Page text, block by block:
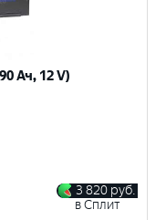
Ач, 12 V)
3 820 руб.
в Сплит